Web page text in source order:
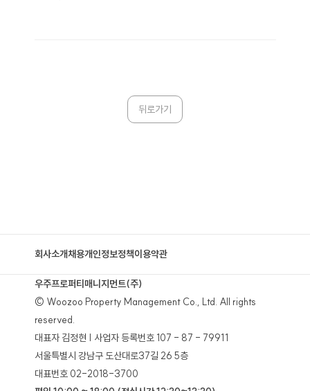
뒤로가기
회사소개채용개인정보정책이용약관
우주프로퍼티매니지먼트(주)
© Woozoo Property Management Co., Ltd. All rights
reserved.
대표자 김정현 | 사업자 등록번호 107 - 87 - 79911
서울특별시 강남구 도산대로37길 26 5층
대표번호 02-2018-3700